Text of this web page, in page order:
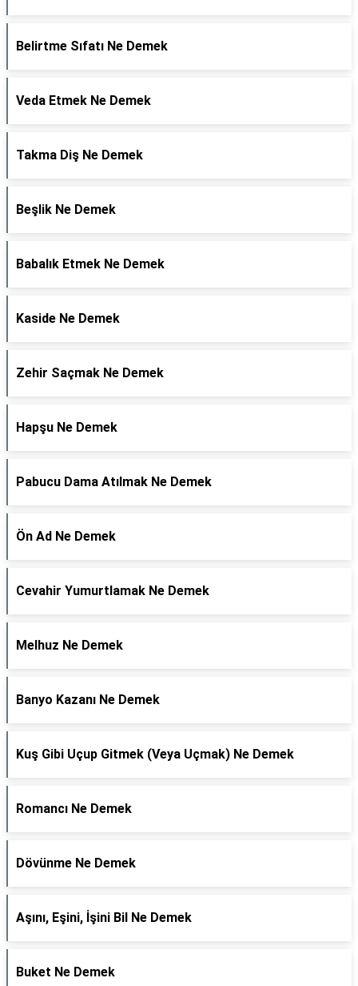
Belirtme Sıfatı Ne Demek
Veda Etmek Ne Demek
Takma Diş Ne Demek
Beşlik Ne Demek
Babalık Etmek Ne Demek
Kaside Ne Demek
Zehir Saçmak Ne Demek
Hapşu Ne Demek
Pabucu Dama Atılmak Ne Demek
Ön Ad Ne Demek
Cevahir Yumurtlamak Ne Demek
Melhuz Ne Demek
Banyo Kazanı Ne Demek
Kuş Gibi Uçup Gitmek (Veya Uçmak) Ne Demek
Romancı Ne Demek
Dövünme Ne Demek
Aşını, Eşini, İşini Bil Ne Demek
Buket Ne Demek